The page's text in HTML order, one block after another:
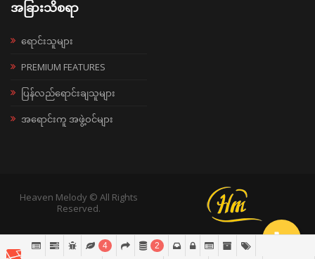
အခြားသိစရာ
ရောင်းသူများ
PREMIUM FEATURES
ပြန်လည်ရောင်းချသူများ
အရောင်းကူ အဖွဲ့ဝင်များ
Heaven Melody © All Rights
Reserved.
4 2